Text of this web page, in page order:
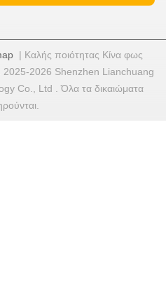
| Καλής ποιότητας Κίνα φως
2025-2026 Shenzhen Lianchuang
Co., Ltd . Όλα τα δικαιώματα